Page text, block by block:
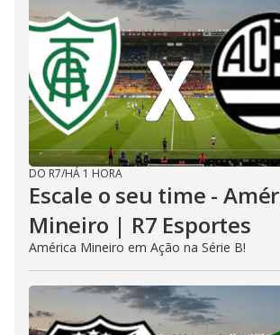
DO R7/HÁ 1 HORA
Escale o seu time -
Mineiro | R7 Esportes
América Mineiro em Ação na Série B!